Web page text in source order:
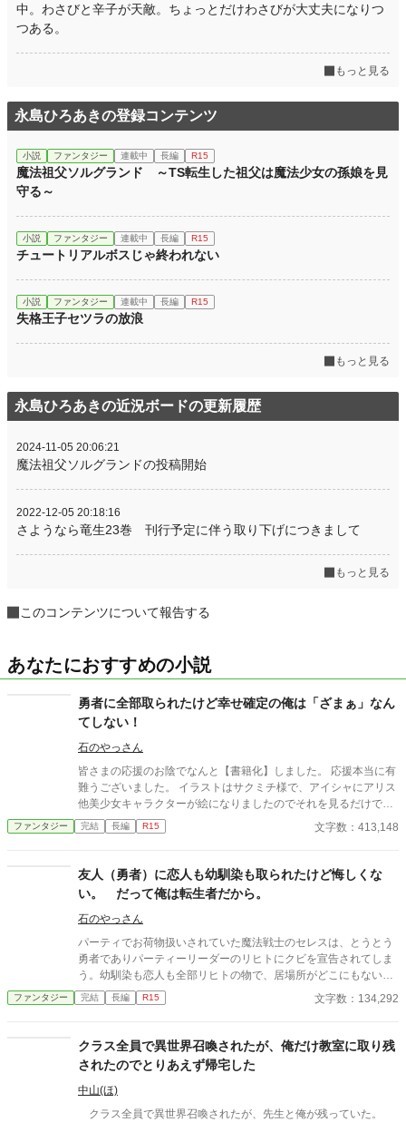
中。わさびと辛子が天敵。ちょっとだけわさびが大丈夫になりつ
つある。
もっと見る
永島ひろあきの登録コンテンツ
小説 ファンタジー 連載中 長編 R15
魔法祖父ソルグランド ～TS転生した祖父は魔法少女の孫娘を見
守る～
小説 ファンタジー 連載中 長編 R15
チュートリアルボスじゃ終われない
小説 ファンタジー 連載中 長編 R15
失格王子セツラの放浪
もっと見る
永島ひろあきの近況ボードの更新履歴
2024-11-05 20:06:21
魔法祖父ソルグランドの投稿開始
2022-12-05 20:18:16
さようなら竜生23巻 刊行予定に伴う取り下げにつきまして
もっと見る
このコンテンツについて報告する
あなたにおすすめの小説
勇者に全部取られたけど幸せ確定の俺は「ざまぁ」なん
てしない！
石のやっさん
皆さまの応援のお陰でなんと【書籍化】しました。 応援本当に有
難うございました。 イラストはサクミチ様で、アイシャにアリス
他美少女キャラクターが絵になりましたのでそれを見るだけでも
面白いかも知れません。 書籍化に伴い、旧タイトル「パーティー
を追放された挙句、幼馴染も全部取られたけど「ざまぁ」なんて
「勇者に全部取られたけど幸せ確定の俺は「ざまぁ」なんてしな
い！」にタイトルが変更になりました。 書籍化に伴いまして設定
や内容が一部変わっています。 WEB版と異なった世界が楽しめる
かも知れません。 この作品を愛して下さった方、長きにわたり、
とうございました。 【以下あらすじ】 パーティーでお荷物扱いさ
れていた魔法戦士のケインは、とうとう勇者でありパーティーリ
ーダーのリヒトにクビを宣告されてしまう。幼馴染も恋人も全部
リヒトの物で、居場所がどこにもないことを悟った彼は、一人さ
なんだ...俺にとって勇者パーティーも幼馴染も離れるだけで幸せ
になれるんだから... 第13回ファンタジー小説大賞奨励賞受賞作
堂々完結...ケインとは何者か此処で正体が解ります。 応援、本当
にありがとうございました！
ファンタジー 完結 長編 R15 文字数：413,148
友人（勇者）に恋人も幼馴染も取られたけど悔しくな
い。 だって俺は転生者だから。
石のやっさん
パーティでお荷物扱いされていた魔法戦士のセレスは、とうとう
勇者でありパーティーリーダーのリヒトにクビを宣告されてしま
う。幼馴染も恋人も全部リヒトの物で、居場所がどこにもない状
態だった。 だが、此の状態は彼にとっては『本当の幸せ』を掴む
事に必要だった 何故なら、彼は『転生者』だから… 今度は違う切
いますが2話からは、かなり変わります。 こうご期待。
ファンタジー 完結 長編 R15 文字数：134,292
クラス全員で異世界召喚されたが、俺だけ教室に取り残
されたのでとりあえず帰宅した
中山(ほ)
クラス全員で異世界召喚されたが、先生と俺が残っていた。